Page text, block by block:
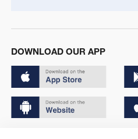
DOWNLOAD OUR APP